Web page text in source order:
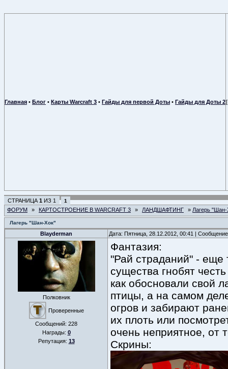
Главная • Блог • Карты Warcraft 3 • Гайды для первой Доты • Гайды для Доты 2
СТРАНИЦА 1 ИЗ 1 1
ФОРУМ » КАРТОСТРОЕНИЕ В WARCRAFT 3 » ЛАНДШАФТИНГ » Лагерь "Шан-
Лагерь "Шан-Хок"
Blayderman Дата: Пятница, 28.12.2012, 00:41 |
Полковник
Проверенные
Сообщений: 228
Награды: 0
Репутация: 13
Фантазия:
"Рай страданий" - еще
существа гнобят
как обосновали свой
птицы, а на самом
огров и забирают
их плоть или
очень неприятное, от
Скрины: